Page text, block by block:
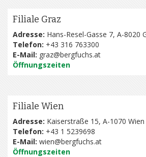
Filiale Graz
Adresse: Hans-Resel-Gasse 7, A-8020
Telefon: +43 316 763300
E-Mail: graz@bergfuchs.at
Öffnungszeiten
Filiale Wien
Adresse: Kaiserstraße 15, A-1070
Telefon: +43 1 5239698
E-Mail: wien@bergfuchs.at
Öffnungszeiten